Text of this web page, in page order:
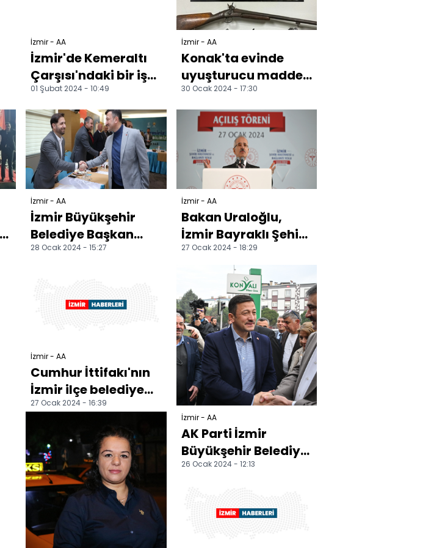
İzmir - AA
İzmir'de Kemeraltı
Çarşısı'ndaki bir iş
merkezinde yangın
çıktı
01 Şubat 2024 - 10:49
İzmir - AA
Konak'ta evinde
uyuşturucu madde
ve silah ele geçirilen
kişi gözaltına alın...
30 Ocak 2024 - 17:30
İzmir - AA
İzmir Büyükşehir
Belediye Başkan
adayı Dağ, Cumhur
28 Ocak 2024 - 15:27
İzmir - AA
Bakan Uraloğlu,
İzmir Bayraklı Şehir
Hastanesinin
açılışında konuştu:
27 Ocak 2024 - 18:29
İzmir - AA
Cumhur İttifakı'nın
İzmir ilçe belediye
başkan adayları
27 Ocak 2024 - 16:39
İzmir - AA
AK Parti İzmir
Büyükşehir Belediye
Başkan adayı Dağ,
26 Ocak 2024 - 12:13